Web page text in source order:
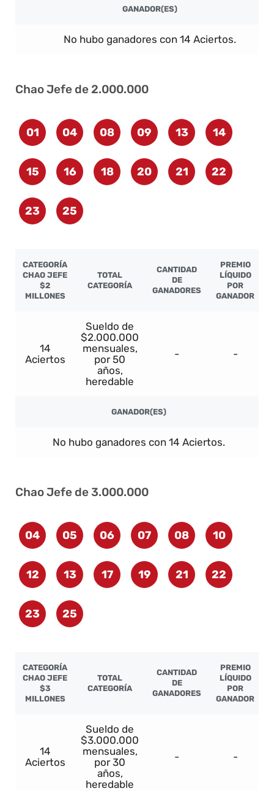
GANADOR(ES)
No hubo ganadores con 14 Aciertos.
Chao Jefe de 2.000.000
01 04 08 09 13 14
15 16 18 20 21 22
23 25
CATEGORÍA
CHAO JEFE
$2
MILLONES
TOTAL
CATEGORÍA
CANTIDAD
DE
GANADORES
PREMIO
LÍQUIDO
POR
GANADOR
14
Aciertos
Sueldo de
$2.000.000
mensuales,
por 50
años,
heredable
- -
GANADOR(ES)
No hubo ganadores con 14 Aciertos.
Chao Jefe de 3.000.000
04 05 06 07 08 10
12 13 17 19 21 22
23 25
CATEGORÍA
CHAO JEFE
$3
MILLONES
TOTAL
CATEGORÍA
CANTIDAD
DE
GANADORES
PREMIO
LÍQUIDO
POR
GANADOR
14
Aciertos
Sueldo de
$3.000.000
mensuales,
por 30
años,
heredable
- -